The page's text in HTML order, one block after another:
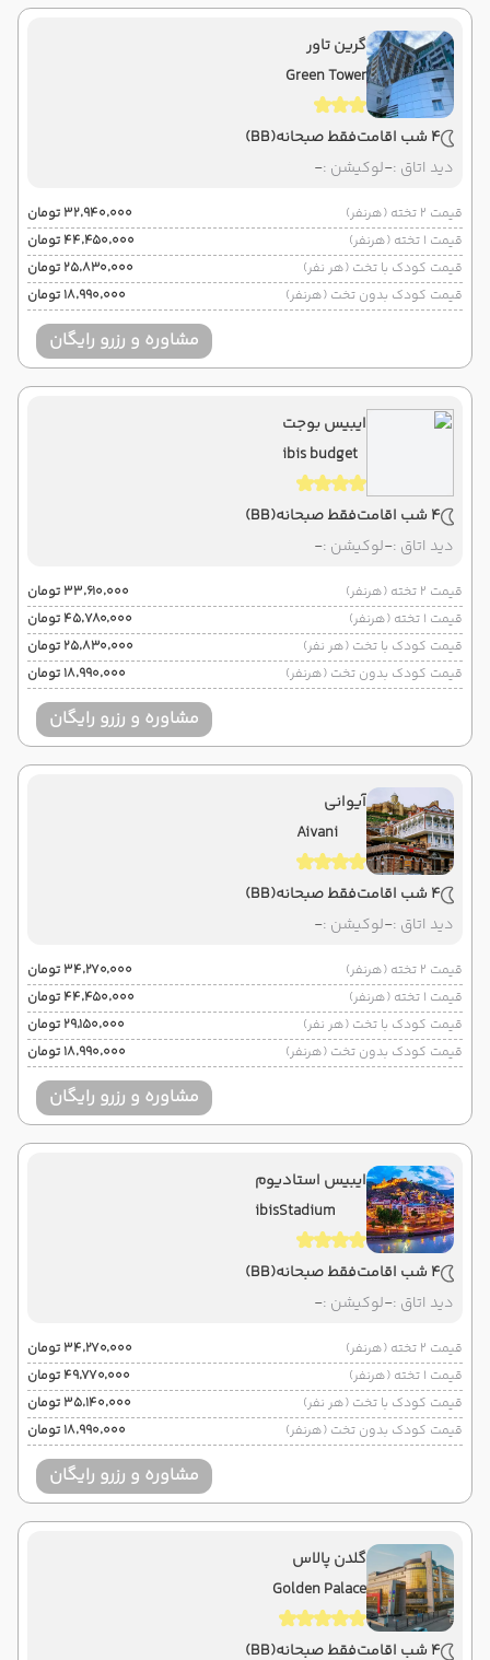
گرین تاور
Green Tower
4 شب اقامت فقط صبحانه(BB)
دید اتاق :-لوکیشن :-
قیمت 2 تخته (هرنفر)
۳۲٬۹۴۰٬۰۰۰ تومان
قیمت 1 تخته (هرنفر)
۴۴٬۴۵۰٬۰۰۰ تومان
قیمت کودک با تخت (هر نفر)
۲۵٬۸۳۰٬۰۰۰ تومان
قیمت کودک بدون تخت (هرنفر)
۱۸٬۹۹۰٬۰۰۰ تومان
مشاوره و رزرو رایگان
ایبیس بوجت
ibis budget
4 شب اقامت فقط صبحانه(BB)
دید اتاق :-لوکیشن :-
قیمت 2 تخته (هرنفر)
۳۳٬۶۱۰٬۰۰۰ تومان
قیمت 1 تخته (هرنفر)
۴۵٬۷۸۰٬۰۰۰ تومان
قیمت کودک با تخت (هر نفر)
۲۵٬۸۳۰٬۰۰۰ تومان
قیمت کودک بدون تخت (هرنفر)
۱۸٬۹۹۰٬۰۰۰ تومان
مشاوره و رزرو رایگان
آیوانی
Aivani
4 شب اقامت فقط صبحانه(BB)
دید اتاق :-لوکیشن :-
قیمت 2 تخته (هرنفر)
۳۴٬۲۷۰٬۰۰۰ تومان
قیمت 1 تخته (هرنفر)
۴۴٬۴۵۰٬۰۰۰ تومان
قیمت کودک با تخت (هر نفر)
۲۹٬۱۵۰٬۰۰۰ تومان
قیمت کودک بدون تخت (هرنفر)
۱۸٬۹۹۰٬۰۰۰ تومان
مشاوره و رزرو رایگان
ایبیس استادیوم
ibisStadium
4 شب اقامت فقط صبحانه(BB)
دید اتاق :-لوکیشن :-
قیمت 2 تخته (هرنفر)
۳۴٬۲۷۰٬۰۰۰ تومان
قیمت 1 تخته (هرنفر)
۴۹٬۷۷۰٬۰۰۰ تومان
قیمت کودک با تخت (هر نفر)
۳۵٬۱۴۰٬۰۰۰ تومان
قیمت کودک بدون تخت (هرنفر)
۱۸٬۹۹۰٬۰۰۰ تومان
مشاوره و رزرو رایگان
گلدن پالاس
Golden Palace
4 شب اقامت فقط صبحانه(BB)